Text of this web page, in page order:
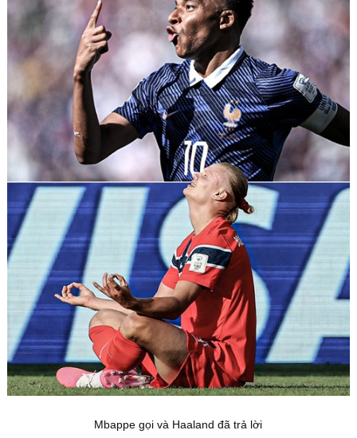
Mbappe gọi và Haaland đã trả lời